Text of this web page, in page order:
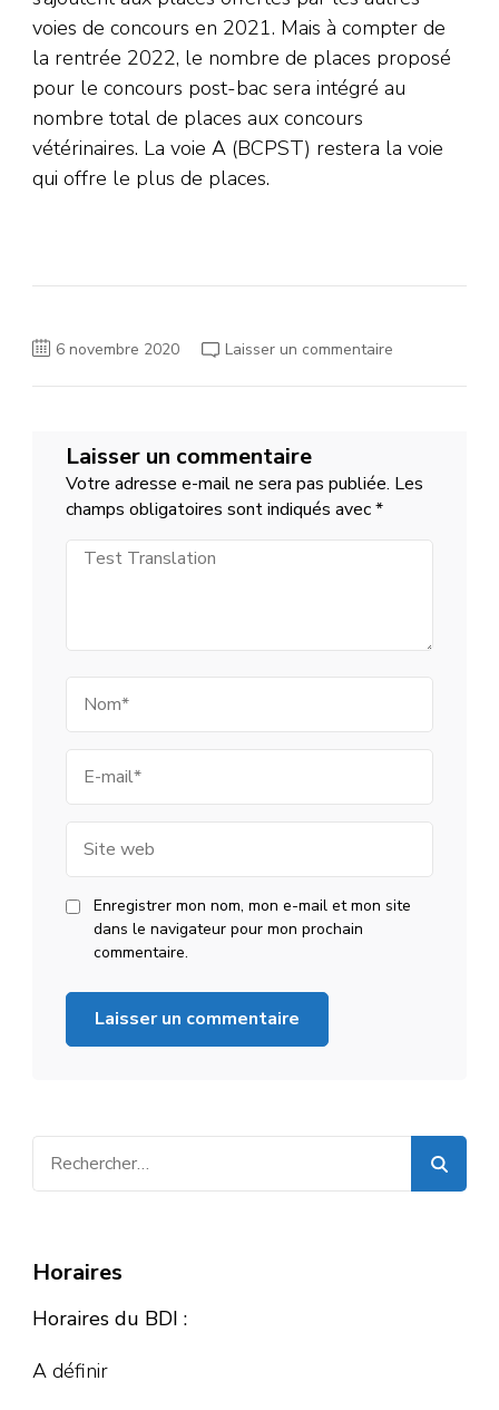
voies de concours en 2021. Mais à compter de
la rentrée 2022, le nombre de places proposé
pour le concours post-bac sera intégré au
nombre total de places aux concours
vétérinaires. La voie A (BCPST) restera la voie
qui offre le plus de places.
6 novembre 2020 Laisser un commentaire
2021
avec
Laisser un commentaire
Votre adresse e-mail ne sera pas publiée. Les
champs obligatoires sont indiqués avec*
Test
mail
web
Enregistrer mon nom, mon e-mail et mon site
dans le navigateur pour mon prochain
commentaire.
Horaires
Horaires du BDI :
A définir